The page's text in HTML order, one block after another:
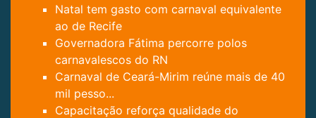
Natal tem gasto com carnaval equivalente
ao de Recife
Governadora Fátima percorre polos
carnavalescos do RN
Carnaval de Ceará-Mirim reúne mais de 40
mil pesso...
Capacitação reforça qualidade do